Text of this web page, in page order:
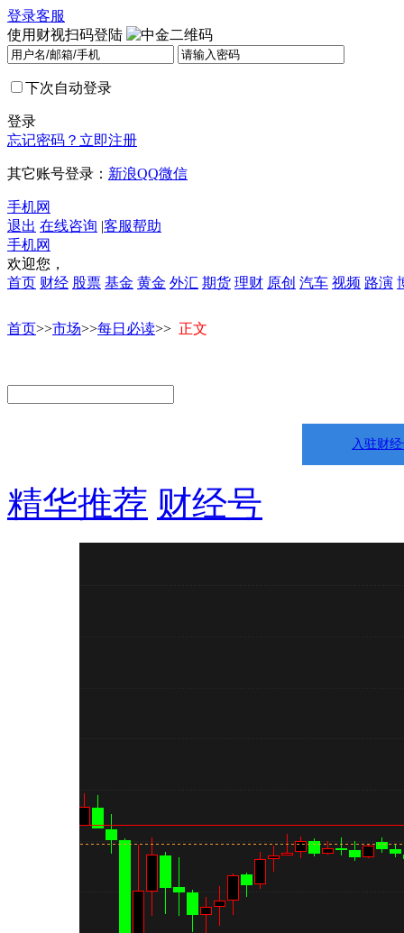
登录客服
使用财视扫码登陆
下次自动登录
登录
忘记密码？ 立即注册
其它账号登录： 新浪QQ微信
手机网
退出 在线咨询 |客服帮助
手机网
欢迎您，
首页 财经 股票 基金 黄金 外汇 期货 理财 原创 汽车 视频 路演
首页>>市场>>每日必读>> 正文
入驻财
精华推荐 财经号